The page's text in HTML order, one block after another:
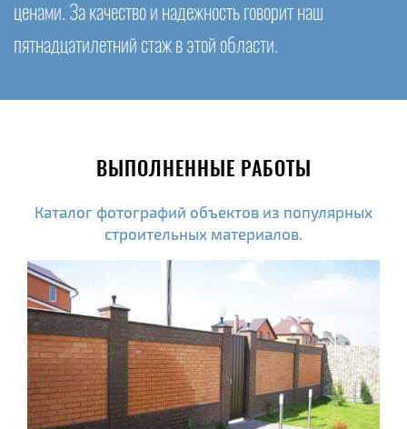
ценами. За качество и надежность говорит наш
пятнадцатилетний стаж в этой области.
ВЫПОЛНЕННЫЕ РАБОТЫ
Каталог фотографий объектов из популярных
строительных материалов.